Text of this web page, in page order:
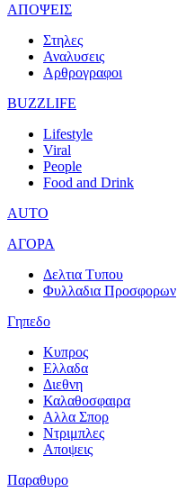
ΑΠΟΨΕΙΣ
Στηλες
Αναλυσεις
Αρθρογραφοι
BUZZLIFE
Lifestyle
Viral
People
Food and Drink
AUTO
ΑΓΟΡΑ
Δελτια Τυπου
Φυλλαδια Προσφορων
Γηπεδο
Κυπρος
Ελλαδα
Διεθνη
Καλαθοσφαιρα
Αλλα Σπορ
Ντριμπλες
Αποψεις
Παραθυρο